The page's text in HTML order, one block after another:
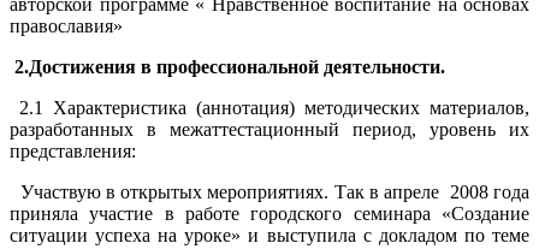
православия»
2.Достижения в профессиональной деятельности.
2.1 Характеристика (аннотация) методических материалов,
разработанных в межаттестационный период, уровень их
представления:
Участвую в открытых мероприятиях. Так в апреле 2008 года
приняла участие в работе городского семинара «Создание
ситуации успеха на уроке» и выступила с докладом по теме